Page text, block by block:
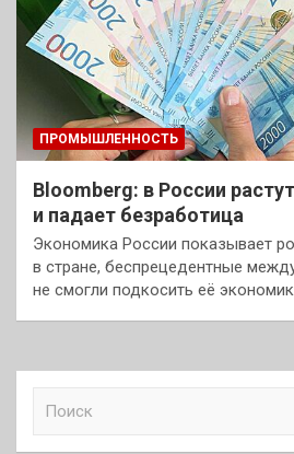
ПРОМЫШЛЕННОСТЬ
Bloomberg: в России
и падает безработица
Экономика России показывает
в стране, беспрецедентные
не смогли подкосить её